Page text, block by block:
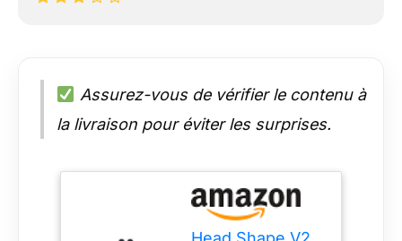
Assurez-vous de vérifier le contenu à
la livraison pour éviter les surprises.